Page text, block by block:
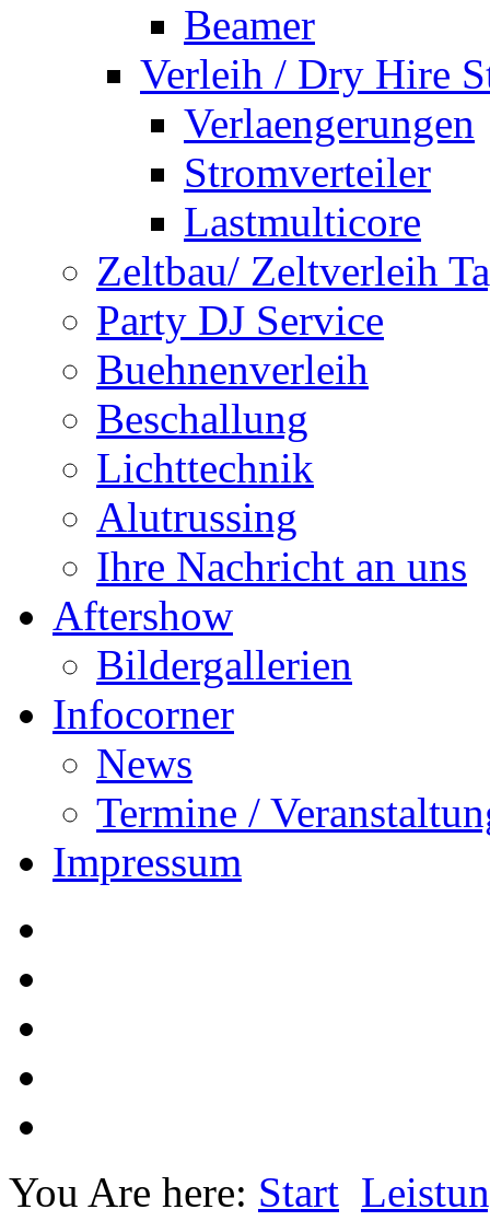
Beamer
Verleih / Dry Hire
Verlaengerungen
Stromverteiler
Lastmulticore
Zeltbau/ Zeltverleih
Party DJ Service
Buehnenverleih
Beschallung
Lichttechnik
Alutrussing
Ihre Nachricht an uns
Aftershow
Bildergallerien
Infocorner
News
Termine /
Impressum
You Are here: Start